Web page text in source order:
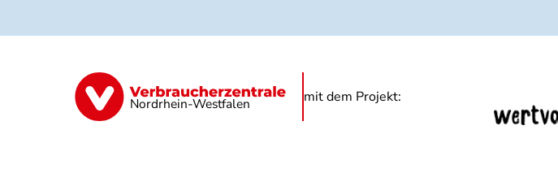
Nordrhein-Westfalen mit dem Projekt:
Über das Projekt Podcast Print- und Digitalmaterialien